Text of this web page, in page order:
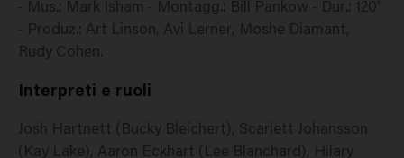
- Mus.: Mark Isham - Montagg.: Bill Pankow - Dur.: 120'
- Produz.: Art Linson, Avi Lerner, Moshe Diamant,
Rudy Cohen.
Interpreti e ruoli
Josh Hartnett (Bucky Bleichert), Scarlett Johansson
(Kay Lake), Aaron Eckhart (Lee Blanchard), Hilary